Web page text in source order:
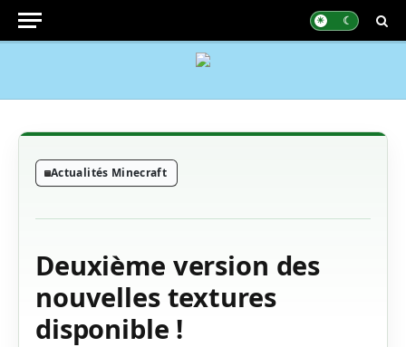
Actualités Minecraft
Deuxième version des
nouvelles textures
disponible !